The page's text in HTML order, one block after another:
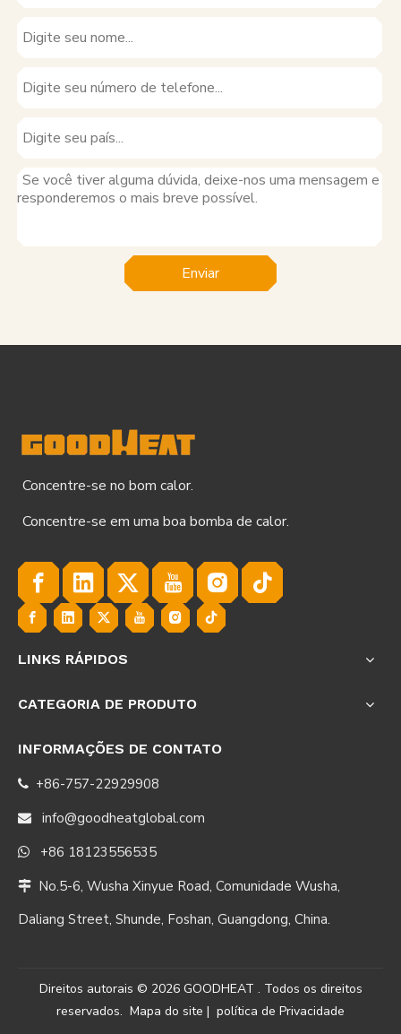
Enviar
Concentre-se no bom calor.
Concentre-se em uma boa bomba de calor.
LINKS RÁPIDOS
CATEGORIA DE PRODUTO
INFORMAÇÕES DE CONTATO
 +86-757-22929908
 info@goodheatglobal.com
 +86 18123556535
 No.5-6, Wusha Xinyue Road, Comunidade Wusha,
Daliang Street, Shunde, Foshan, Guangdong, China.
Direitos autorais © 2026GOODHEAT . Todos os direitos
reservados. Mapa do site | política de Privacidade